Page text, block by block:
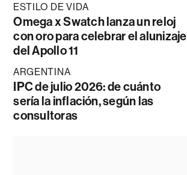
ESTILO DE VIDA
Omega x Swatch lanza un reloj
con oro para celebrar el alunizaje
del Apollo 11
ARGENTINA
IPC de julio 2026: de cuánto
sería la inflación, según las
consultoras